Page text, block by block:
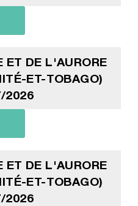
ET DE L'AURORE
ET-TOBAGO)
2026
ET DE L'AURORE
ET-TOBAGO)
2026